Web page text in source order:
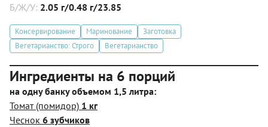
Б/Ж/У: 2.05 г/0.48 г/23.85
Консервирование Маринование
Заготовка
Вегетарианство: Строго
Вегетарианство
Ингредиенты на 6 порций
на одну банку объемом 1,5 литра:
Томат (помидор) 1 кг
Чеснок 6 зубчиков